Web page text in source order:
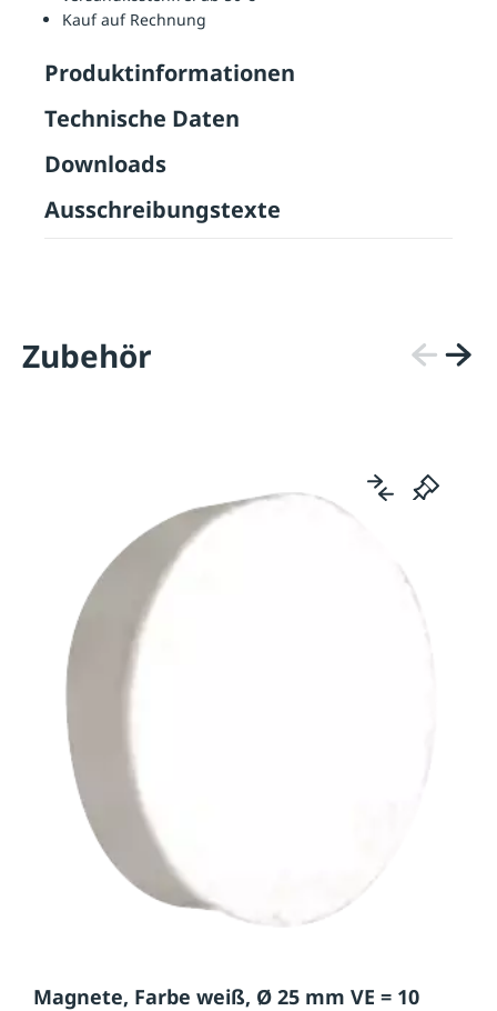
Kauf auf Rechnung
Produktinformationen
Technische Daten
Downloads
Ausschreibungstexte
Zubehör
Magnete, Farbe weiß, Ø 25 mm VE = 10